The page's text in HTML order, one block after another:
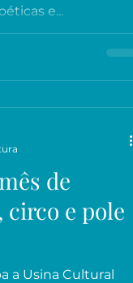
e...
de
circo e pole
a Usina Cultural